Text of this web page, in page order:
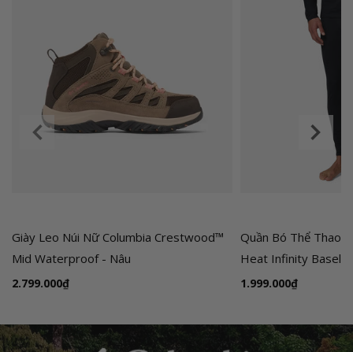
Giày Leo Núi Nữ Columbia Crestwood™
Mid Waterproof - Nâu
G
á
t
2.799.000₫
Quần Bó Thể Thao
Heat Infinity
G
á
1.999.000₫